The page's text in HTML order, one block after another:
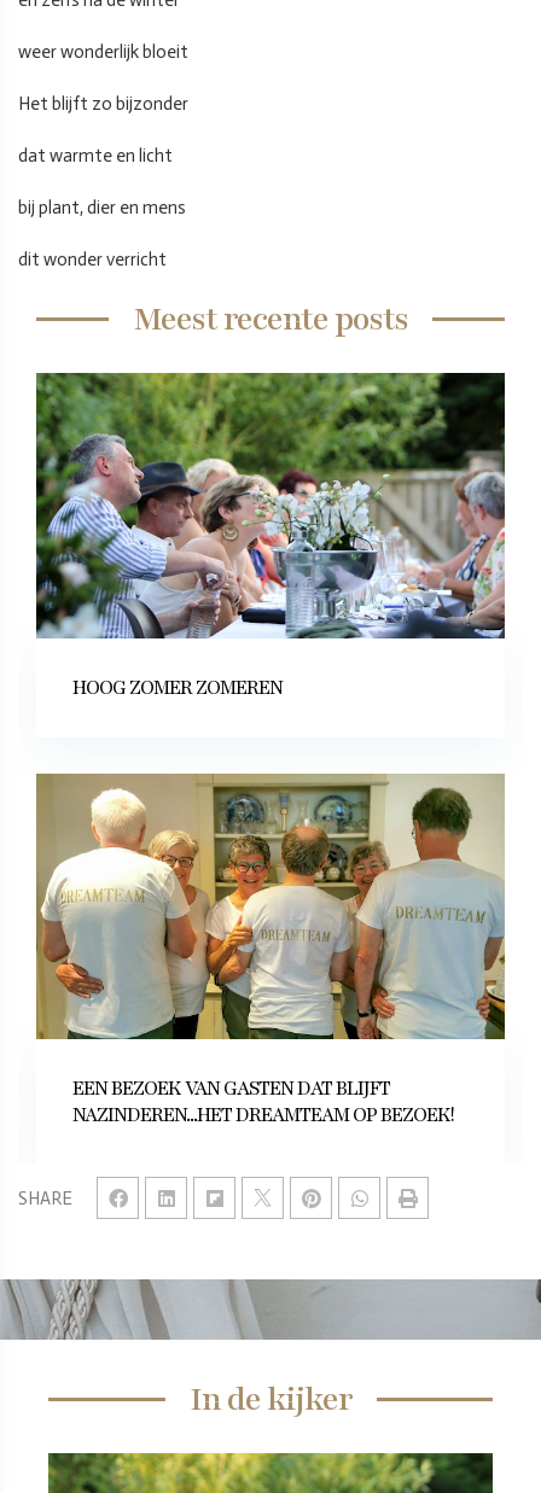
SHARE
weer wonderlijk bloeit
Het blijft zo bijzonder
dat warmte en licht
bij plant, dier en mens
dit wonder verricht
Meest recente posts
HOOG ZOMER ZOMEREN
EEN BEZOEK VAN GASTEN DAT BLIJFT
NAZINDEREN...HET DREAMTEAM OP BEZOEK!
In de kijker